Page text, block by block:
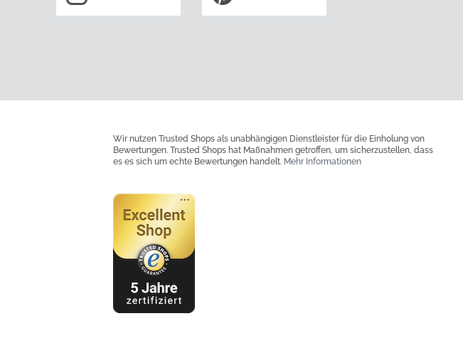
Wir nutzen Trusted Shops als unabhängigen Dienstleister für die Einholung von
Bewertungen. Trusted Shops hat Maßnahmen getroffen, um sicherzustellen, dass
es es sich um echte Bewertungen handelt. Mehr Informationen